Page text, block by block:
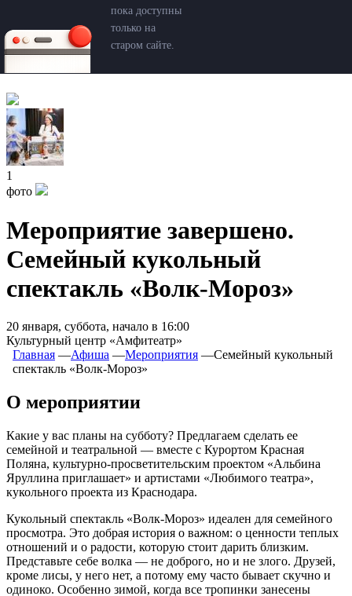
пока доступны
только на
старом сайте.
1
фото
Мероприятие завершено.
Семейный кукольный
спектакль «Волк-Мороз»
20 января, суббота, начало в 16:00
Культурный центр «Амфитеатр»
Главная ―Афиша ―Мероприятия ―Семейный кукольный
спектакль «Волк-Мороз»
О мероприятии
Какие у вас планы на субботу? Предлагаем сделать ее
семейной и театральной — вместе с Курортом Красная
Поляна, культурно-просветительским проектом «Альбина
Яруллина приглашает» и артистами «Любимого театра»,
кукольного проекта из Краснодара.
Кукольный спектакль «Волк-Мороз» идеален для семейного
просмотра. Это добрая история о важном: о ценности теплых
отношений и о радости, которую стоит дарить близким.
Представьте себе волка — не доброго, но и не злого. Друзей,
кроме лисы, у него нет, а потому ему часто бывает скучно и
одиноко. Особенно зимой, когда все тропинки занесены